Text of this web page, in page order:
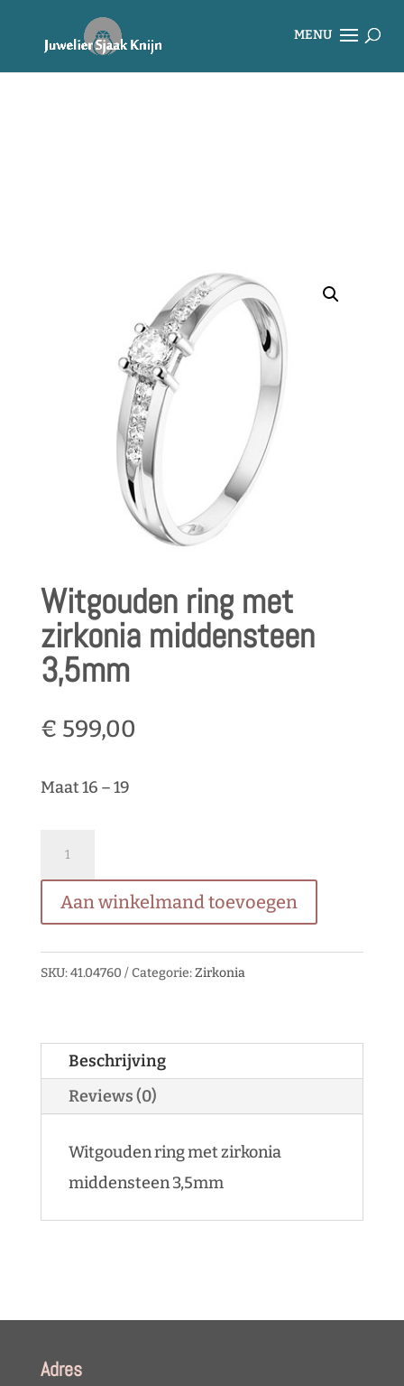
Witgouden ring met
zirkonia middensteen
3,5mm
€ 599,00
Maat 16 – 19
Witgouden
ring
met
middensteen
Aan winkelmand toevoegen
SKU:41.04760 Categorie:Zirkonia
Beschrijving
Reviews (0)
Witgouden ring met zirkonia
middensteen 3,5mm
Adres